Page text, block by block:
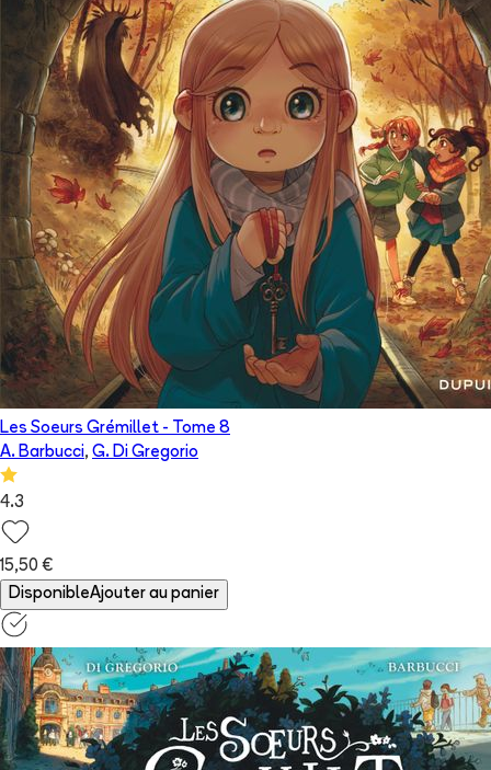
Les Soeurs Grémillet - Tome 8
A. Barbucci, G. Di Gregorio
4.3
15,50 €
DisponibleAjouter au panier